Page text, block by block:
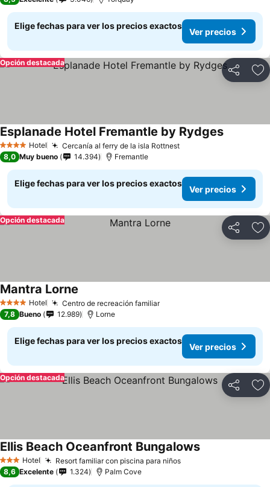
Elige fechas para ver los precios exactos
Ver precios
Compartir
Opción destacada
4 EstrellasHotel Cercanía al ferry de la isla RottnestVer precios
Esplanade Hotel Fremantle by RydgesVer
8,0 Muy bueno 14.394 Fremantle
Elige fechas para ver los precios exactos
Ver precios
Compartir
Opción destacada
4 EstrellasHotel Centro de recreación familiarVer precios
Mantra Lorne
7,8 Bueno 12.989 Lorne
Elige fechas para ver los precios exactos
Ver precios
Compartir
Opción destacada
3 Estrellas
Hotel Resort familiar con piscina para niñosVer precios
Ellis Beach Oceanfront BungalowsVer precios
8,6 Excelente 1.324 Palm Cove